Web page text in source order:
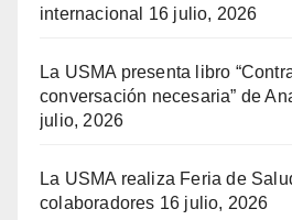
internacional
16 julio, 2026
La USMA presenta libro
conversación necesaria” de
julio, 2026
La USMA realiza Feria de
colaboradores 16 julio, 2026